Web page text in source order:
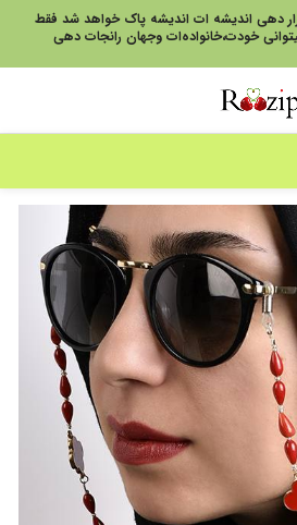
دهی اندیشه ات اندیشه پاک خواهد شد فقط
خودت،خانواده‌ات وجهان رانجات دهی